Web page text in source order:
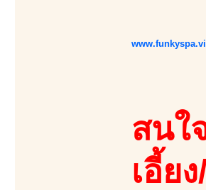
สนใ
เอี้ย